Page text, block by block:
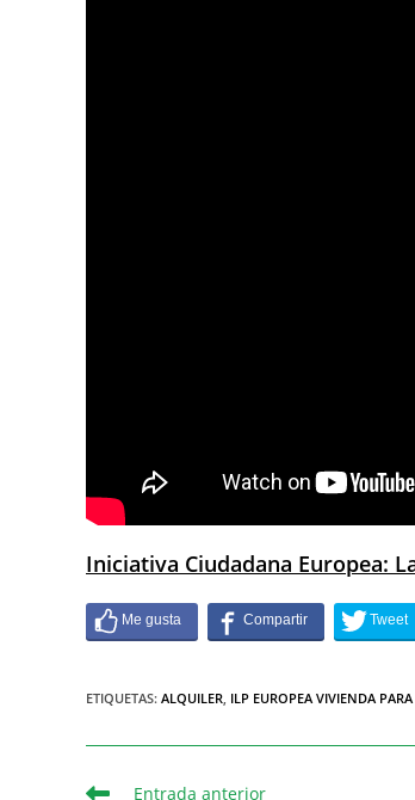
Iniciativa Ciudadana Europea:
ETIQUETAS: ALQUILER ILP EUROPEA VIVIENDA
Entrada anterior